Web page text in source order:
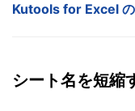
Kutools for Excel
シート名を短縮